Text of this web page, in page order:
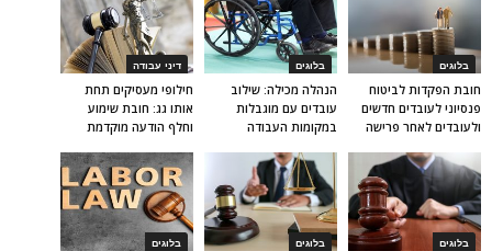
דיני עבודה
חילופי מעסיקים תחת
אותו גג: חובת שימוע
וחלף הודעה מוקדמת
בלוגים
הנהלה מכילה: שילוב
עובדים עם מוגבלות
במקומות העבודה
בלוגים
חובת הפקדות לביטוח
פנסיוני לעובדים חדשים
ולעובדים לאחר פרישה
בלוגים בלוגים בלוגים